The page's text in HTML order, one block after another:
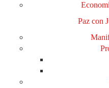
Paz con